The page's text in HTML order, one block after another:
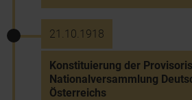
21.10.1918
Konstituierung der
Nationalversammlung
Österreichs